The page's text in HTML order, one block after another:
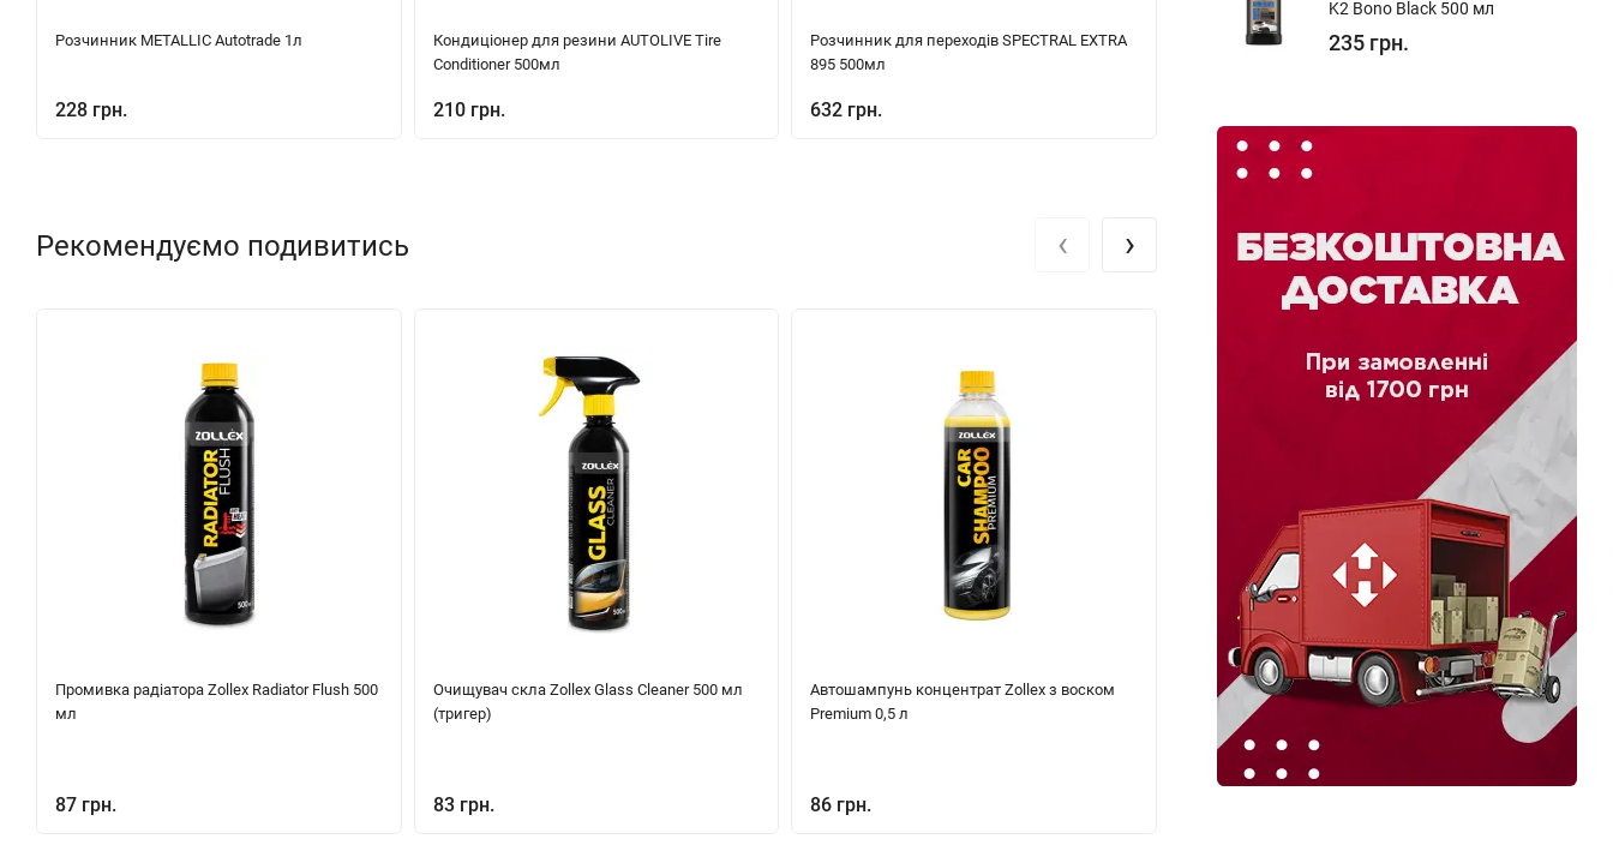
Розчинник METALLIC Autotrade 1л
228 грн.
Кондиціонер для резини AUTOLIVE Tire
Conditioner 500мл
210 грн.
Розчинник для переходів SPECTRAL EXTRA
895 500мл
632 грн.
Аерозольна фарба Deco Blik RAL 1001
Рекомендуємо подивитись
Промивка радіатора Zollex Radiator Flush 500
мл
87 грн.
Очищувач скла Zollex Glass Cleaner 500 мл
(тригер)
83 грн.
Автошампунь концентрат Zollex з воском
Premium 0,5 л
86 грн.
Лампочка для авто FUSION W3W 24V 3W
W2.1x9.5d 10шт
Super
‹ ›
K2 Bono Black 500 мл
235 грн.